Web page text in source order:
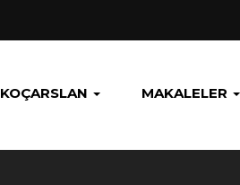
KOÇARSLAN MAKALELER